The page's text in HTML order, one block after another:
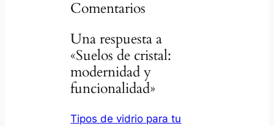
Comentarios
Una respuesta a
«Suelos de cristal:
modernidad y
funcionalidad»
Tipos de vidrio para tu